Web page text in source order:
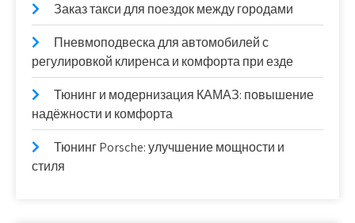
Заказ такси для поездок между городами
Пневмоподвеска для автомобилей с
регулировкой клиренса и комфорта при езде
Тюнинг и модернизация КАМАЗ: повышение
надёжности и комфорта
Тюнинг Porsche: улучшение мощности и
стиля